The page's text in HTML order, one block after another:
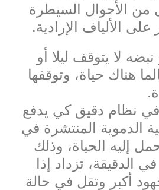
من الأحوال السيطرة
الألياف الإرادية.
لا يتوقف ليلا أو
هناك حياة، وتوقفها
في نظام دقيق كي يدفع
الدموية المنتشرة في
إليه الحياة، وذلك
نبضة في الدقيقة، تزداد إذا
أكبر وتقل في حالة